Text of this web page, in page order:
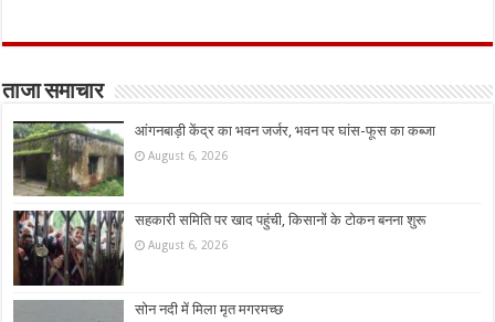
ताजा समाचार
आंगनबाड़ी केंद्र का भवन जर्जर, भवन पर घांस-फूस का कब्जा
August 6, 2026
सहकारी समिति पर खाद पहुंची, किसानों के टोकन बनना शुरू
August 6, 2026
सोन नदी में मिला मृत मगरमच्छ